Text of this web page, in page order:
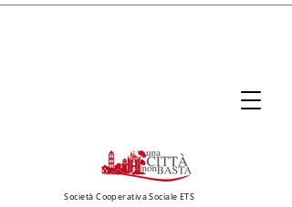
Società Cooperativa Sociale ETS